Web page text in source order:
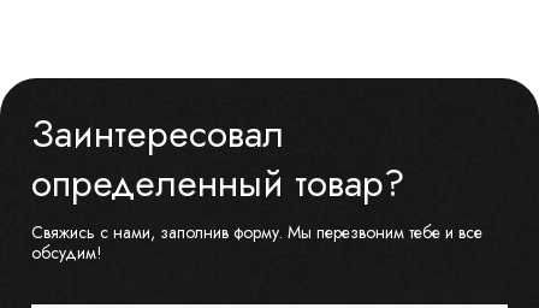
Заинтересовал
определенный товар?
Свяжись с нами, заполнив форму. Мы перезвоним тебе и все
обсудим!